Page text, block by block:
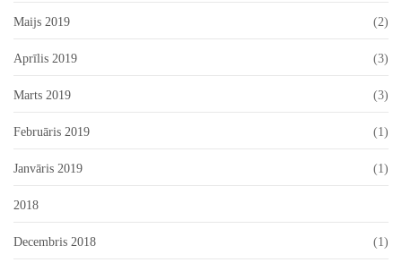
Maijs 2019 (2)
Aprīlis 2019 (3)
Marts 2019 (3)
Februāris 2019 (1)
Janvāris 2019 (1)
2018
Decembris 2018 (1)